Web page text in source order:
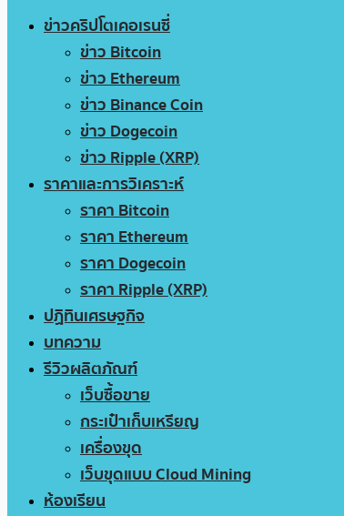
ข่าวคริปโตเคอเรนซี่
ข่าว Bitcoin
ข่าว Ethereum
ข่าว Binance Coin
ข่าว Dogecoin
ข่าว Ripple (XRP)
ราคาและการวิเคราะห์
ราคา Bitcoin
ราคา Ethereum
ราคา Dogecoin
ราคา Ripple (XRP)
ปฏิทินเศรษฐกิจ
บทความ
รีวิวผลิตภัณฑ์
เว็บซื้อขาย
กระเป๋าเก็บเหรียญ
เครื่องขุด
เว็บขุดแบบ Cloud Mining
ห้องเรียน